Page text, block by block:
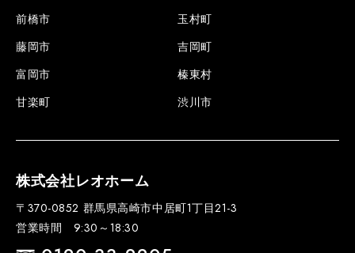
前橋市
藤岡市
富岡市
甘楽町
玉村町
吉岡町
榛東村
渋川市
株式会社レオホーム
〒370-0852 群馬県高崎市中居町1丁目21-3
営業時間 9:30～18:30